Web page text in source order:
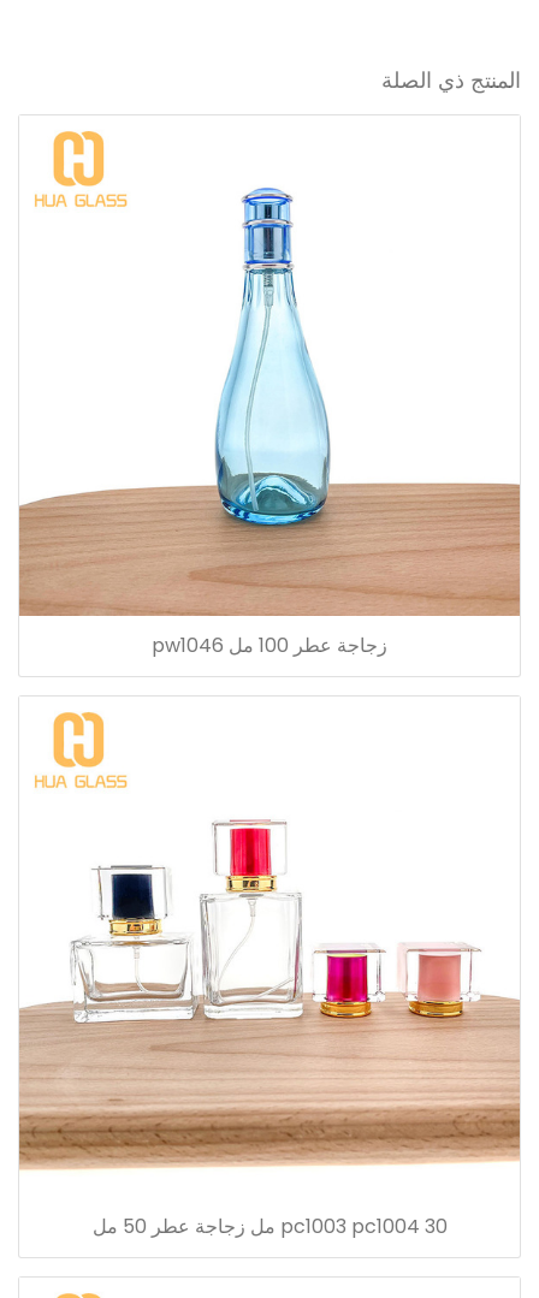
المنتج ذي الصلة
زجاجة عطر 100 مل pw1046
pc1003 pc1004 30 مل زجاجة عطر 50 مل